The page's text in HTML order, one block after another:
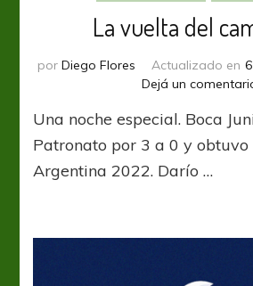
La vuelta del
por Diego Flores Actualizado en
Dejá un
Una noche especial. Boca
Patronato por 3 a 0 y
Argentina 2022. Darío …